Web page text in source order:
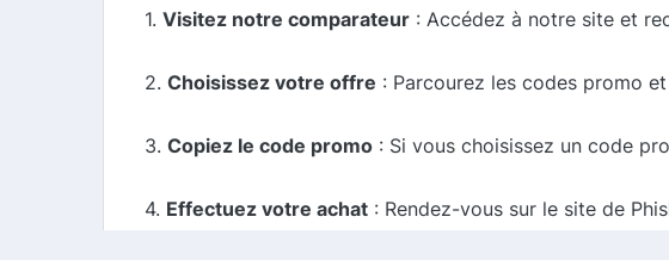
1. Visitez notre comparateur : Accédez à notre site et
2. Choisissez votre offre : Parcourez les codes promo
3. Copiez le code promo : Si vous choisissez un code
4. Effectuez votre achat : Rendez-vous sur le site de